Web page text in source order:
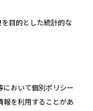
目的とした統計的な
において個別ポリシー
報を利用することがあ